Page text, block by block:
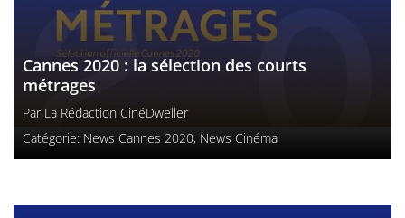
Cannes 2020 : la sélection des courts
métrages
Par La Rédaction CinéDweller
Catégorie: News Cannes 2020, News Cinéma